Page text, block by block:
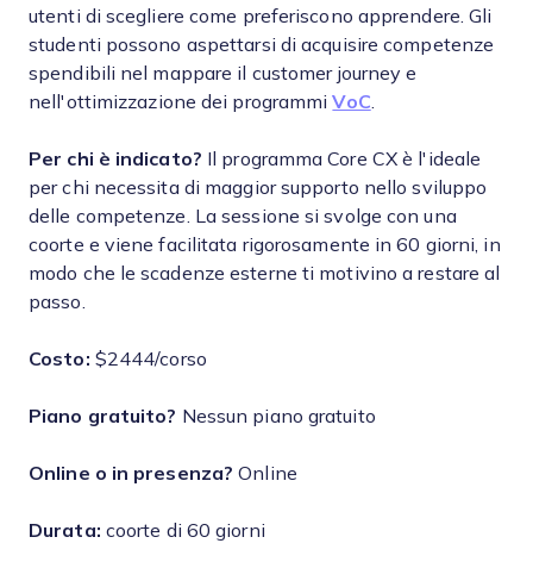
utenti di scegliere come preferiscono apprendere. Gli
studenti possono aspettarsi di acquisire competenze
spendibili nel mappare il customer journey e
nell'ottimizzazione dei programmiVoC
Per chi è indicato? Il programma Core CX è l'ideale
per chi necessita di maggior supporto nello sviluppo
delle competenze. La sessione si svolge con una
coorte e viene facilitata rigorosamente in 60 giorni, in
modo che le scadenze esterne ti motivino a restare al
passo.
Costo: $2444/corso
Piano gratuito? Nessun piano gratuito
Online o in presenza? Online
Durata: coorte di 60 giorni